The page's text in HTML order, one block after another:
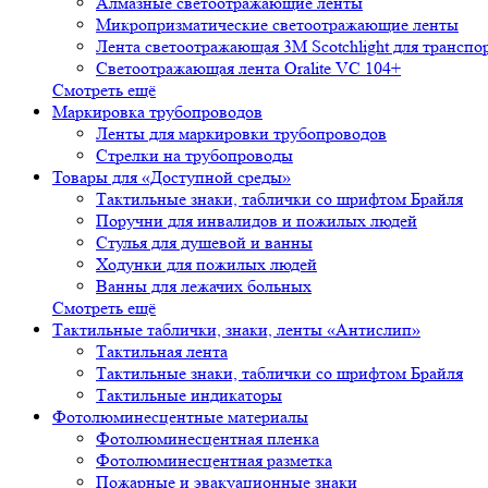
Микропризматические светоотражающие ленты
Лента светоотражающая 3М Scotchlight для
Светоотражающая лента Oralite VC 104+
Смотреть ещё
Маркировка трубопроводов
Ленты для маркировки трубопроводов
Стрелки на трубопроводы
Товары для «Доступной среды»
Тактильные знаки, таблички со шрифтом Брайля
Поручни для инвалидов и пожилых людей
Стулья для душевой и ванны
Ходунки для пожилых людей
Ванны для лежачих больных
Смотреть ещё
Тактильные таблички, знаки, ленты «Антислип»
Тактильная лента
Тактильные знаки, таблички со шрифтом Брайля
Тактильные индикаторы
Фотолюминесцентные материалы
Фотолюминесцентная пленка
Фотолюминесцентная разметка
Пожарные и эвакуационные знаки